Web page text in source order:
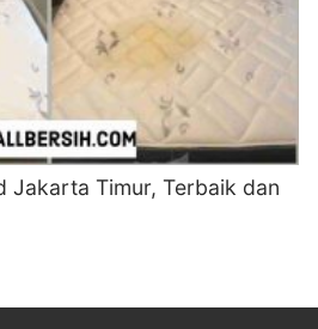
Jakarta Timur, Terbaik dan